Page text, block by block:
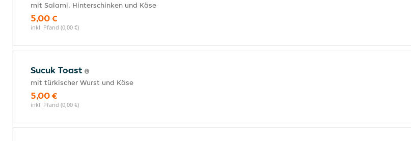
mit Salami, Hinterschinken und Käse
5,00 €
inkl. Pfand (0,00 €)
Sucuk Toast
mit türkischer Wurst und Käse
5,00 €
inkl. Pfand (0,00 €)